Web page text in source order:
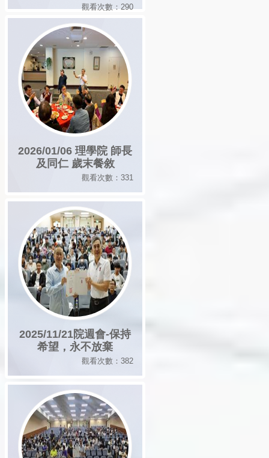
觀看次數：290
2026/01/06 理學院 師長
及同仁 歲末餐敘
觀看次數：331
2025/11/21院週會-保持
希望，永不放棄
觀看次數：382